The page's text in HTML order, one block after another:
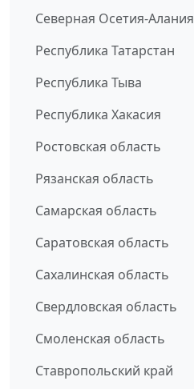
Северная Осетия-Алания
Республика Татарстан
Республика Тыва
Республика Хакасия
Ростовская область
Рязанская область
Самарская область
Саратовская область
Сахалинская область
Свердловская область
Смоленская область
Ставропольский край